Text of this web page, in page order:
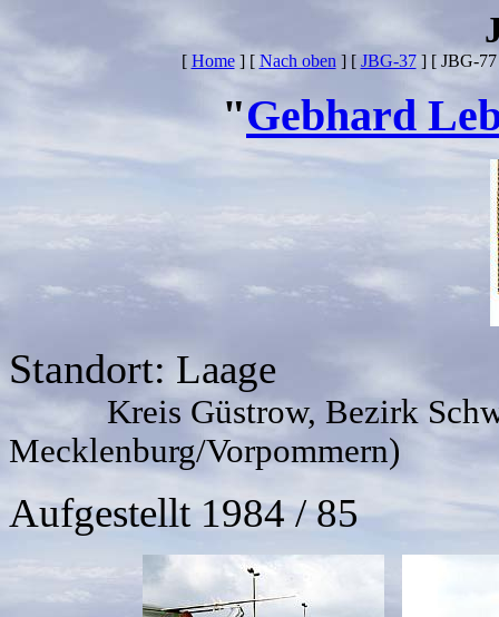
[ Home] [ Nach oben ] [ JBG-37] [ JBG-
"Gebhard
Standort: Laage
Kreis Güstrow, Bezirk
Mecklenburg/Vorpommern)
Aufgestellt 1984 / 85